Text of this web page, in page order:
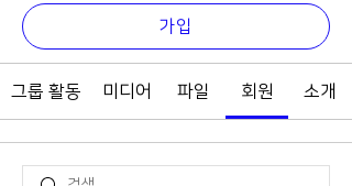
가입
그룹 활동 미디어 파일 회원 소개